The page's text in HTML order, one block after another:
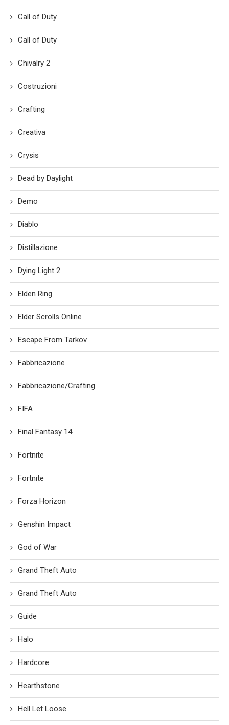
Call of Duty
Call of Duty
Chivalry 2
Costruzioni
Crafting
Creativa
Crysis
Dead by Daylight
Demo
Diablo
Distillazione
Dying Light 2
Elden Ring
Elder Scrolls Online
Escape From Tarkov
Fabbricazione
Fabbricazione/Crafting
FIFA
Final Fantasy 14
Fortnite
Fortnite
Forza Horizon
Genshin Impact
God of War
Grand Theft Auto
Grand Theft Auto
Guide
Halo
Hardcore
Hearthstone
Hell Let Loose